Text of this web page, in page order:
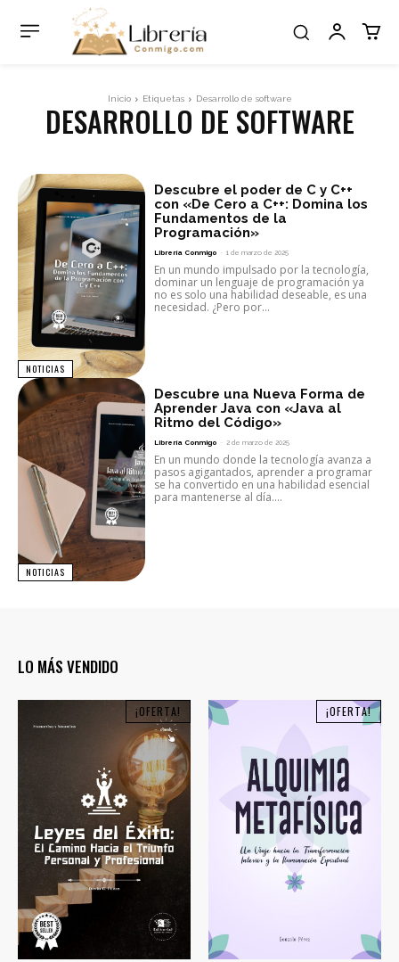
Inicio Etiquetas Desarrollo de software
DESARROLLO DE SOFTWARE
NOTICIAS
Descubre el poder de C y C++
con «De Cero a C++: Domina los
Fundamentos de la
Programación»
Librería Conmigo - 1 de marzo de 2025
En un mundo impulsado por la tecnología,
dominar un lenguaje de programación ya
no es solo una habilidad deseable, es una
necesidad. ¿Pero por...
NOTICIAS
Descubre una Nueva Forma de
Aprender Java con «Java al
Ritmo del Código»
Librería Conmigo - 2 de marzo de 2025
En un mundo donde la tecnología avanza a
pasos agigantados, aprender a programar
se ha convertido en una habilidad esencial
para mantenerse al día....
LO MÁS VENDIDO
¡OFERTA! ¡OFERTA!